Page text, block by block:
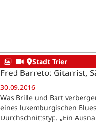
Stadt Trier
Fred Barreto: Gitarrist,
30.09.2016
Was Brille und Bart
eines luxemburgischen
Durchschnittstyp. „Ein